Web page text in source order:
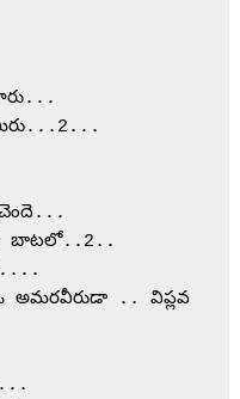
చెందె...
బాటలో..2..